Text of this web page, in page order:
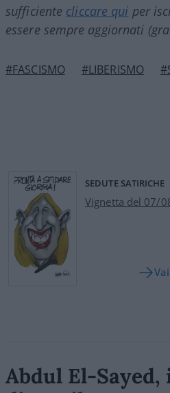
sufficiente cliccare qui per
essere sempre aggiornati
#FASCISMO #LIBERISMO
SEDUTE SATIRICHE
Vignetta del 07/
Abdul El-